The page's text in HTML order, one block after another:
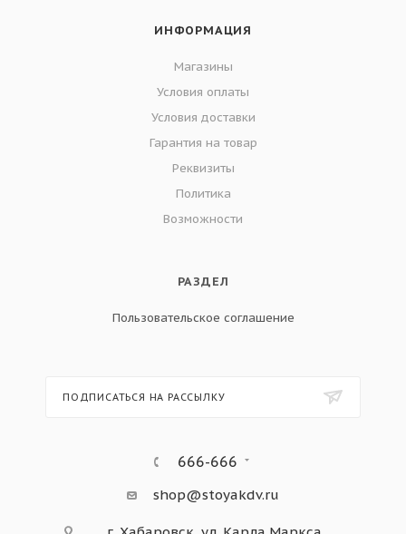
ИНФОРМАЦИЯ
Магазины
Условия оплаты
Условия доставки
Гарантия на товар
Реквизиты
Политика
Возможности
РАЗДЕЛ
Пользовательское соглашение
ПОДПИСАТЬСЯ НА РАССЫЛКУ
666-666
shop@stoyakdv.ru